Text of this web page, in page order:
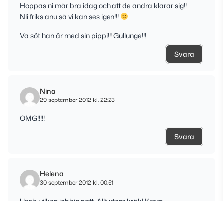
Hoppas ni mår bra idag och att de andra klarar sig!!
Nli friks anu så vi kan ses igen!!!
Va söt han är med sin pippi!!! Gullunge!!!
Svara
Nina
29 september 2012 kl. 22:23
OMG!!!!!
Svara
Helena
30 september 2012 kl. 00:51